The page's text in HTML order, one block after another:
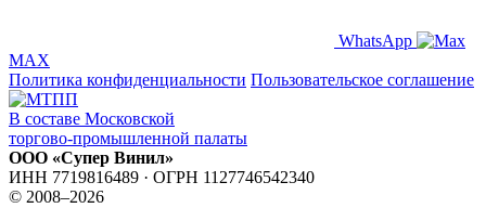
WhatsApp
MAX
Политика конфиденциальности Пользовательское соглашение
В составе Московской
торгово-промышленной палаты
ООО «Супер Винил»
ИНН 7719816489 · ОГРН 1127746542340
© 2008–2026